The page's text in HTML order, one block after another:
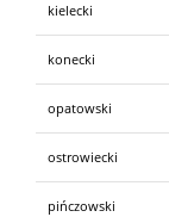
kielecki
konecki
opatowski
ostrowiecki
pińczowski